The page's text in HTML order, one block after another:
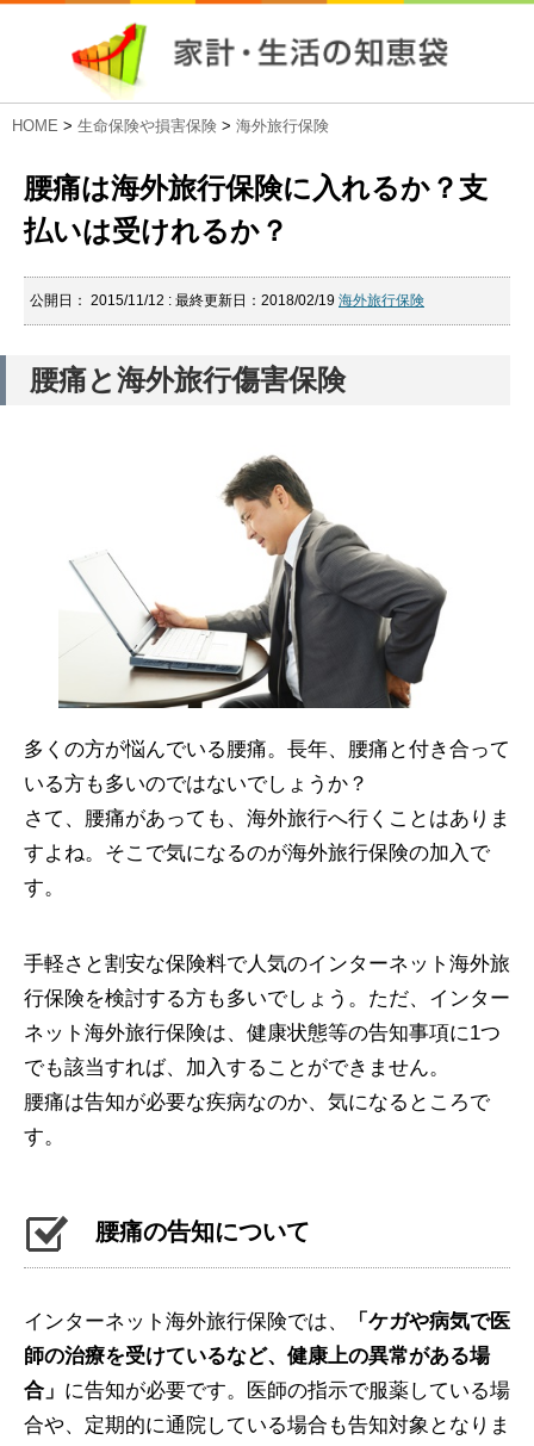
HOME > 生命保険や損害保険 > 海外旅行保険
腰痛は海外旅行保険に入れるか？支
払いは受けれるか？
公開日： 2015/11/12 : 最終更新日：2018/02/19 海外旅行保険
腰痛と海外旅行傷害保険
多くの方が悩んでいる腰痛。長年、腰痛と付き合って
いる方も多いのではないでしょうか？
さて、腰痛があっても、海外旅行へ行くことはありま
すよね。そこで気になるのが海外旅行保険の加入で
す。
手軽さと割安な保険料で人気のインターネット海外旅
行保険を検討する方も多いでしょう。ただ、インター
ネット海外旅行保険は、健康状態等の告知事項に1つ
でも該当すれば、加入することができません。
腰痛は告知が必要な疾病なのか、気になるところで
す。
腰痛の告知について
インターネット海外旅行保険では、
「ケガや病気で医
師の治療を受けているなど、健康上の異常がある場
合」 に告知が必要です。医師の指示で服薬している場
合や、定期的に通院している場合も告知対象となりま